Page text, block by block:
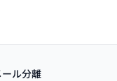
ル分離